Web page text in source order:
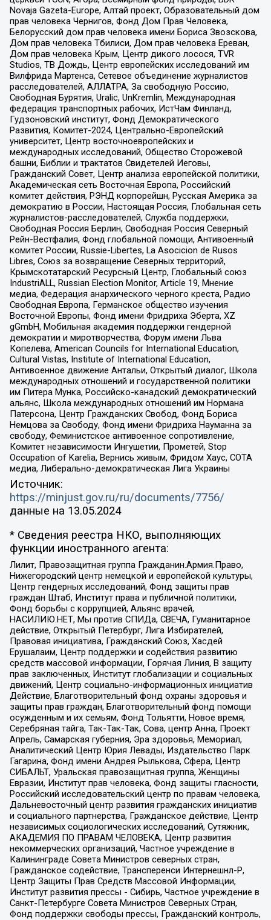
Novaja Gazeta-Europe, Алтай проект, Образовательный дом
прав человека Чернигов, Фонд Дом Прав Человека,
Белорусский дом прав человека имени Бориса Звозскова,
Дом прав человека Тбилиси, Дом прав человека Ереван,
Дом прав человека Крым, Центр дикого лосося, TVR
Studios, ТВ Дождь, Центр европейских исследований им
Вилфрида Мартенса, Сетевое объединение журналистов
расследователей, АЛЛАТРА, За свободную Россию,
Свободная Бурятия, Uralic, UnKremlin, Международная
федерация транспортных рабочих, ИстЧам Финланд,
Гудзоновский институт, Фонд Демократического
Развития, Комитет-2024, Центрально-Европейский
университет, Центр восточноевропейских и
международных исследований, Общество Сторожевой
башни, Библии и трактатов Свидетелей Иеговы,
Гражданский Совет, Центр анализа европейской политики,
Академическая сеть Восточная Европа, Российский
комитет действия, РЭНД корпорейшн, Русская Америка за
демократию в России, Настоящая Россия, Глобальная сеть
журналистов-расследователей, Служба поддержки,
Свободная Россия Берлин, Свободная Россия Северный
Рейн-Вестфалия, Фонд глобальной помощи, Антивоенный
комитет России, Russie-Libertes, La Asocicion de Rusos
Libres, Союз за возвращение Северных территорий,
Крымскотатарский Ресурсный Центр, Глобальный союз
IndustriALL, Russian Election Monitor, Article 19, Мнение
медиа, Федерация анархического черного креста, Радио
Свободная Европа, Германское общество изучения
Восточной Европы, Фонд имени Фридриха Эберта, XZ
gGmbH, Мобильная академия поддержки гендерной
демократии и миротворчества, Форум имени Льва
Копелева, American Councils for International Education,
Cultural Vistas, Institute of International Education,
Антивоенное движение Антальи, Открытый диалог, Школа
международных отношений и государственной политики
им Питера Мунка, Российско-канадский демократический
альянс, Школа международных отношений им Нормана
Патерсона, Центр Гражданских Свобод, Фонд Бориса
Немцова за Свободу, Фонд имени Фридриха Науманна за
свободу, Феминистское антивоенное сопротивление,
Комитет независимости Ингушетии, Прометей, Stop
Occupation of Karelia, Вернись живым, Фридом Хаус, СОТА
медиа, Либерально-демократическая Лига Украины
Источник:
https://minjust.gov.ru/ru/documents/7756/
данные на 13.05.2024
* Сведения реестра НКО, выполняющих
функции иностранного агента:
Лилит, Правозащитная группа Гражданин.Армия.Право,
Нижегородский центр немецкой и европейской культуры,
Центр гендерных исследований, Фонд защиты прав
граждан Штаб, Институт права и публичной политики,
Фонд борьбы с коррупцией, Альянс врачей,
НАСИЛИЮ.НЕТ, Мы против СПИДа, СВЕЧА, Гуманитарное
действие, Открытый Петербург, Лига Избирателей,
Правовая инициатива, Гражданский Союз, Хасдей
Ерушалаим, Центр поддержки и содействия развитию
средств массовой информации, Горячая Линия, В защиту
прав заключенных, Институт глобализации и социальных
движений, Центр социально-информационных инициатив
Действие, Благотворительный фонд охраны здоровья и
защиты прав граждан, Благотворительный фонд помощи
осужденным и их семьям, Фонд Тольятти, Новое время,
Серебряная тайга, Так-Так-Так, Сова, центр Анна, Проект
Апрель, Самарская губерния, Эра здоровья, Мемориал,
Аналитический Центр Юрия Левады, Издательство Парк
Гагарина, Фонд имени Андрея Рылькова, Сфера, Центр
СИБАЛЬТ, Уральская правозащитная группа, Женщины
Евразии, Институт прав человека, Фонд защиты гласности,
Российский исследовательский центр по правам человека,
Дальневосточный центр развития гражданских инициатив
и социального партнерства, Гражданское действие, Центр
независимых социологических исследований, Сутяжник,
АКАДЕМИЯ ПО ПРАВАМ ЧЕЛОВЕКА, Центр развития
некоммерческих организаций, Частное учреждение в
Калининграде Совета Министров северных стран,
Гражданское содействие, Трансперенси Интернешнл-Р,
Центр Защиты Прав Средств Массовой Информации,
Институт развития прессы - Сибирь, Частное учреждение в
Санкт-Петербурге Совета Министров Северных Стран,
Фонд поддержки свободы прессы, Гражданский контроль,